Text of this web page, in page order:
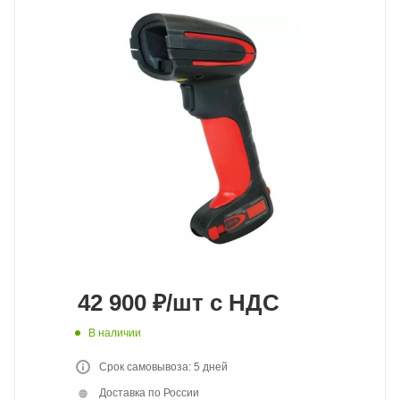
42 900 ₽/шт с НДС
В наличии
Срок самовывоза: 5 дней
Доставка по России